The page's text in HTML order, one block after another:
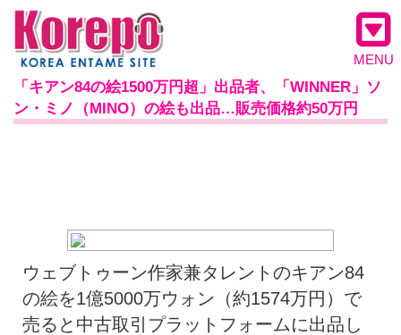
MENU
「キアン84の絵1500万円超」出品者、「WINNER」ソ
ン・ミノ（MINO）の絵も出品…販売価格約50万円
ウェブトゥーン作家兼タレントのキアン84
の絵を1億5000万ウォン（約1574万円）で
売ると中古取引プラットフォームに出品し